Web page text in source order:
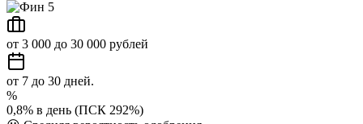
от 3 000 до 30 000 рублей
от 7 до 30 дней.
%
0,8% в день (ПСК 292%)